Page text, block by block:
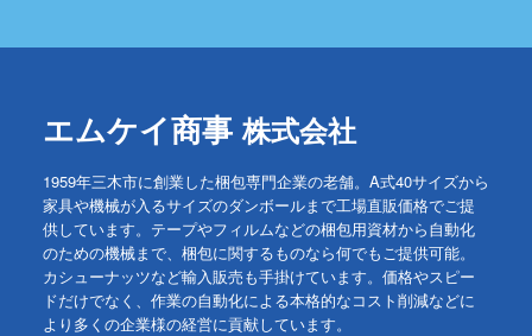
エムケイ商事 株式会社
1959年三木市に創業した梱包専門企業の老舗。A式40サイズから
家具や機械が入るサイズのダンボールまで工場直販価格でご提
供しています。テープやフィルムなどの梱包用資材から自動化
のための機械まで、梱包に関するものなら何でもご提供可能。
カシューナッツなど輸入販売も手掛けています。価格やスピー
ドだけでなく、作業の自動化による本格的なコスト削減などに
より多くの企業様の経営に貢献しています。